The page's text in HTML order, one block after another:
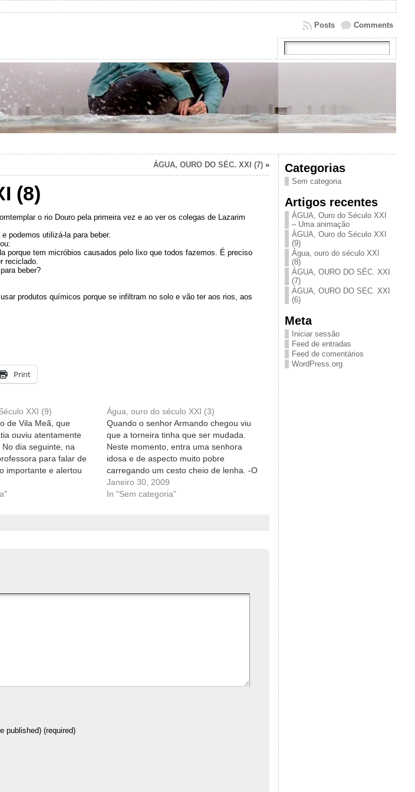
Comments
Posts
ÁGUA, OURO DO SÉC. XXI (7) »
(8)
o rio Douro pela primeira vez e ao ver os colegas de Lazarim
podemos utilizá-la para beber.
porque tem micróbios causados pelo lixo que todos fazemos. É preciso
reciclado.
beber?
produtos químicos porque se infiltram no solo e vão ter aos rios, aos
Print
XXI (9)
de Vila Meã, que
ouviu atentamente
dia seguinte, na
para falar de
importante e alertou
a não utilização dos
pois iria poluir a
Água, ouro do século XXI (3)
Quando o senhor Armando chegou viu
que a torneira tinha que ser mudada.
Neste momento, entra uma senhora
idosa e de aspecto muito pobre
carregando um cesto cheio de lenha. -O
que fazem na minha humilde e pequena
casa? – Perguntou a senhora. -Desculpe,
Janeiro 30, 2009
In "Sem categoria"
published) (required)
Categorias
Sem categoria
Artigos recentes
ÁGUA, Ouro do Século XXI
– Uma animação
ÁGUA, Ouro do Século XXI
(9)
Água, ouro do século XXI
(8)
ÁGUA, OURO DO SÉC. XXI
(7)
ÁGUA, OURO DO SEC. XXI
(6)
Meta
Iniciar sessão
Feed de entradas
Feed de comentários
WordPress.org